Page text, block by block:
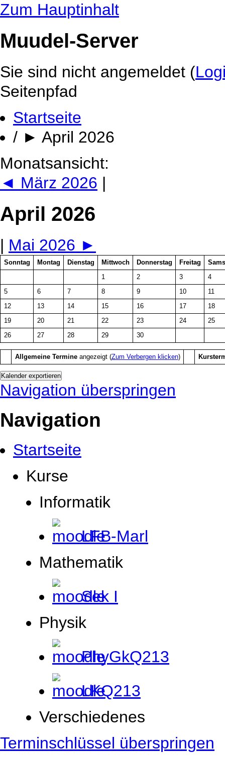
Zum Hauptinhalt
Muudel-Server
Sie sind nicht angemeldet (
Seitenpfad
Startseite
/ ► April 2026
Monatsansicht:
◄ März 2026 |
April 2026
| Mai 2026 ►
Sonntag Montag Dienstag Mittwoch Donnerstag Freitag
1
2 3
4
5
6 7 8 9 10
11
12
13 14 15 16 17
18
19
20 21 22 23 24
25
26
27 28 29 30
Allgemeine Termineangezeigt (Zum Verbergen klicken)
Navigation überspringen
Navigation
Startseite
Kurse
Informatik
LFB-Marl
Mathematik
Sek I
Physik
PhyGkQ213
LKQ213
Verschiedenes
Terminschlüssel überspringen